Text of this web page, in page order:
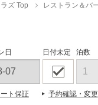
ズ Top レストラン＆バ
日 日付未定 泊数
ト保証 予約確認・変更